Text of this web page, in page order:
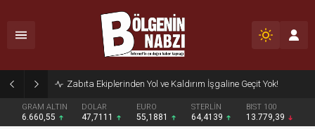
Zabıta Ekiplerinden Yol ve Kaldırım İşgaline Geçit Yok!
GRAM ALTIN
6.660,55
DOLAR
47,7111
EURO
55,1881
STERLİN
64,4139
BIST 100
13.779,39